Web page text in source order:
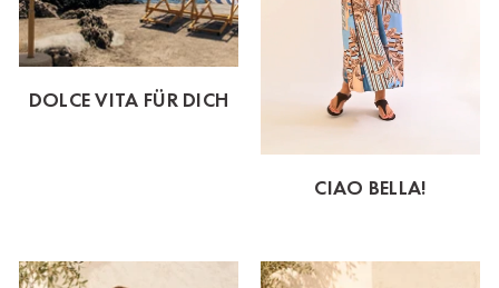
DOLCE VITA FÜR DICH
CIAO BELLA!